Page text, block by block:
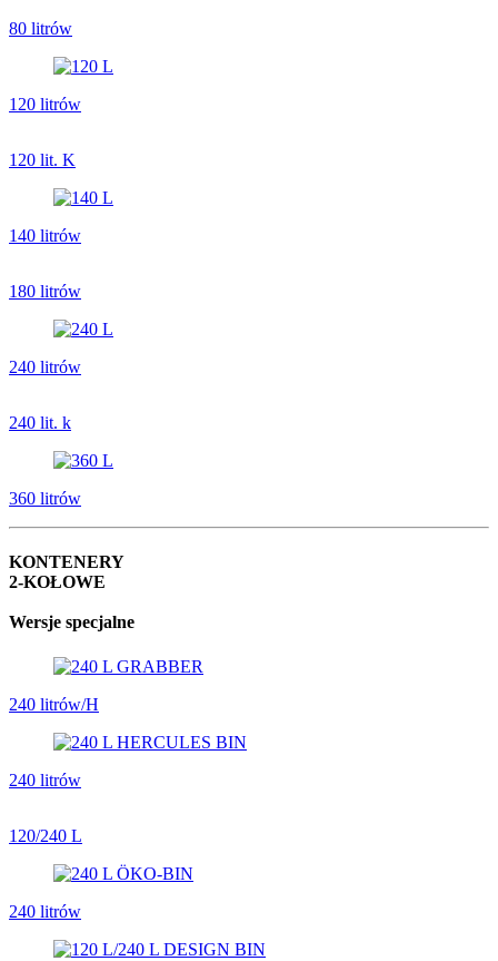
80 litrów
120 litrów
120 lit. K
140 litrów
180 litrów
240 litrów
240 lit. k
360 litrów
KONTENERY
2-KOŁOWE
Wersje specjalne
240 litrów/H
240 litrów
120/240 L
240 litrów